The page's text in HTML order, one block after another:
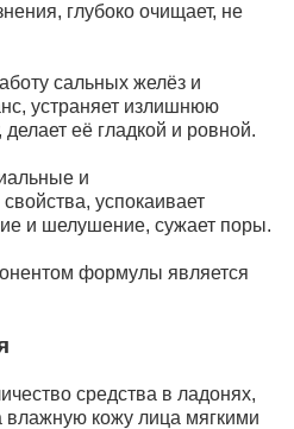
глубоко очищает, не
сальных желёз и
устраняет излишнюю
её гладкой и ровной.
и
успокаивает
и шелушение, сужает поры.
формулы является
средства в ладонях,
влажную кожу лица мягкими